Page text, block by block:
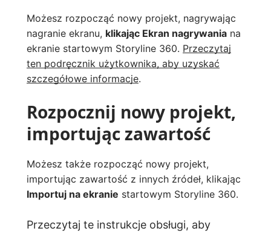
Możesz rozpocząć nowy projekt, nagrywając
nagranie ekranu, klikając Ekran nagrywania na
ekranie startowym Storyline 360. Przeczytaj
ten podręcznik użytkownika, aby uzyskać
szczegółowe informacje.
Rozpocznij nowy projekt,
importując zawartość
Możesz także rozpocząć nowy projekt,
importując zawartość z innych źródeł, klikając
Importuj na ekranie startowym Storyline 360.
Przeczytaj te instrukcje obsługi, aby